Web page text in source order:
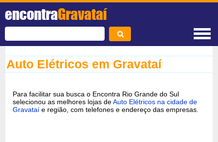
encontraGravataí
Auto Elétricos em Gravataí
Para facilitar sua busca o Encontra Rio Grande do Sul
selecionou as melhores lojas deAuto Elétricos na cidade de
Gravataí e região, com telefones e endereço das empresas.